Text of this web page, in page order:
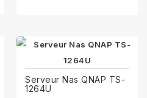
Serveur Nas QNAP TS-
1264U